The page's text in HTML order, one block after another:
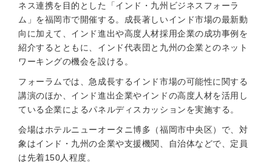
ネス連携を目的とした「インド・九州ビジネスフォーラ
ム」を福岡市で開催する。成長著しいインド市場の最新動
向に加えて、インド進出や高度人材採用企業の成功事例を
紹介するとともに、インド代表団と九州の企業とのネット
ワーキングの機会を設ける。
フォーラムでは、急成長するインド市場の可能性に関する
講演のほか、インド進出企業やインドの高度人材を活用し
ている企業によるパネルディスカッションを実施する。
会場はホテルニューオータニ博多（福岡市中央区）で、対
象はインド・九州の企業や支援機関、自治体などで、定員
は先着150人程度。